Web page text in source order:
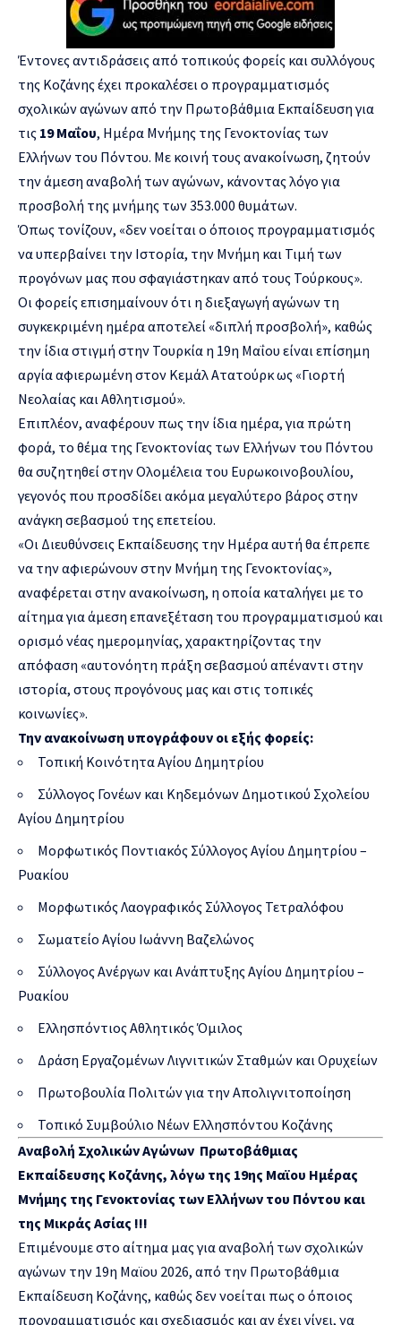
Έντονες αντιδράσεις από τοπικούς φορείς και συλλόγους
της Κοζάνης έχει προκαλέσει ο προγραμματισμός
σχολικών αγώνων από την Πρωτοβάθμια Εκπαίδευση για
τις 19 Μαΐου, Ημέρα Μνήμης της Γενοκτονίας των
Ελλήνων του Πόντου. Με κοινή τους ανακοίνωση, ζητούν
την άμεση αναβολή των αγώνων, κάνοντας λόγο για
προσβολή της μνήμης των 353.000 θυμάτων.
Όπως τονίζουν, «δεν νοείται ο όποιος προγραμματισμός
να υπερβαίνει την Ιστορία, την Μνήμη και Τιμή των
προγόνων μας που σφαγιάστηκαν από τους Τούρκους».
Οι φορείς επισημαίνουν ότι η διεξαγωγή αγώνων τη
συγκεκριμένη ημέρα αποτελεί «διπλή προσβολή», καθώς
την ίδια στιγμή στην Τουρκία η 19η Μαΐου είναι επίσημη
αργία αφιερωμένη στον Κεμάλ Ατατούρκ ως «Γιορτή
Νεολαίας και Αθλητισμού».
Επιπλέον, αναφέρουν πως την ίδια ημέρα, για πρώτη
φορά, το θέμα της Γενοκτονίας των Ελλήνων του Πόντου
θα συζητηθεί στην Ολομέλεια του Ευρωκοινοβουλίου,
γεγονός που προσδίδει ακόμα μεγαλύτερο βάρος στην
ανάγκη σεβασμού της επετείου.
«Οι Διευθύνσεις Εκπαίδευσης την Ημέρα αυτή θα έπρεπε
να την αφιερώνουν στην Μνήμη της Γενοκτονίας»,
αναφέρεται στην ανακοίνωση, η οποία καταλήγει με το
αίτημα για άμεση επανεξέταση του προγραμματισμού και
ορισμό νέας ημερομηνίας, χαρακτηρίζοντας την
απόφαση «αυτονόητη πράξη σεβασμού απέναντι στην
ιστορία, στους προγόνους μας και στις τοπικές
κοινωνίες».
Την ανακοίνωση υπογράφουν οι εξής φορείς:
Τοπική Κοινότητα Αγίου Δημητρίου
Σύλλογος Γονέων και Κηδεμόνων Δημοτικού Σχολείου
Αγίου Δημητρίου
Μορφωτικός Ποντιακός Σύλλογος Αγίου Δημητρίου –
Ρυακίου
Μορφωτικός Λαογραφικός Σύλλογος Τετραλόφου
Σωματείο Αγίου Ιωάννη Βαζελώνος
Σύλλογος Ανέργων και Ανάπτυξης Αγίου Δημητρίου –
Ρυακίου
Ελλησπόντιος Αθλητικός Όμιλος
Δράση Εργαζομένων Λιγνιτικών Σταθμών και Ορυχείων
Πρωτοβουλία Πολιτών για την Απολιγνιτοποίηση
Τοπικό Συμβούλιο Νέων Ελλησπόντου Κοζάνης
Αναβολή Σχολικών Αγώνων Πρωτοβάθμιας
Εκπαίδευσης Κοζάνης, λόγω της 19ης Μαϊου Ημέρας
Μνήμης της Γενοκτονίας των Ελλήνων του Πόντου και
της Μικράς Ασίας !!!
Επιμένουμε στο αίτημα μας για αναβολή των σχολικών
αγώνων την 19η Μαϊου 2026, από την Πρωτοβάθμια
Εκπαίδευση Κοζάνης, καθώς δεν νοείται πως ο όποιος
προγραμματισμός και σχεδιασμός και αν έχει γίνει, να